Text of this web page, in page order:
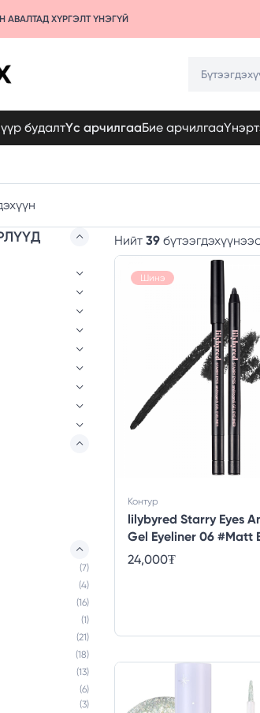
ХҮРГЭЛТ ҮНЭГҮЙ
будалтҮс арчилгааБие арчилгаа
(7)
(4)
(16)
(1)
(21)
(18)
(13)
(6)
(3)
Нийт 39
Шинэ
lilybyred Starry Eyes
Gel Eyeliner 06 #Matt
Контур
24,000₮